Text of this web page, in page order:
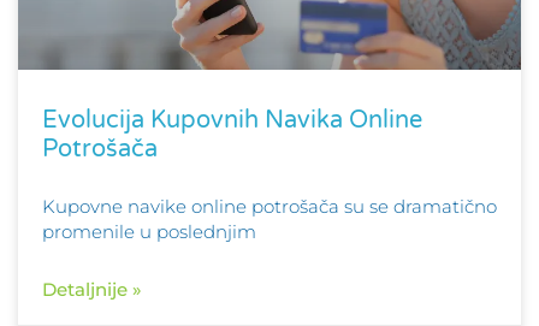
Evolucija Kupovnih Navika Online
Potrošača
Kupovne navike online potrošača su se dramatično
promenile u poslednjim
Detaljnije »